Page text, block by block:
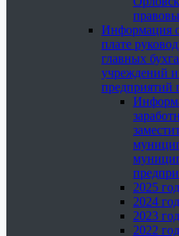
Информация о
плате
главных
учреждений
предприятий
2025 год
2024 год
2023 год
2022 год